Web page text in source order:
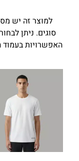
זה יש מספר
לבחור את
בעמוד המוצר